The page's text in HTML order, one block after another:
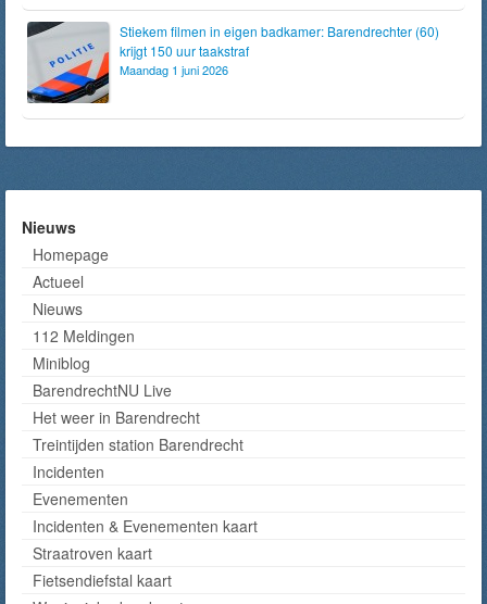
Stiekem filmen in eigen badkamer: Barendrechter (60)
krijgt 150 uur taakstraf
Maandag 1 juni 2026
Nieuws
Homepage
Actueel
Nieuws
112 Meldingen
Miniblog
BarendrechtNU Live
Het weer in Barendrecht
Treintijden station Barendrecht
Incidenten
Evenementen
Incidenten & Evenementen kaart
Straatroven kaart
Fietsendiefstal kaart